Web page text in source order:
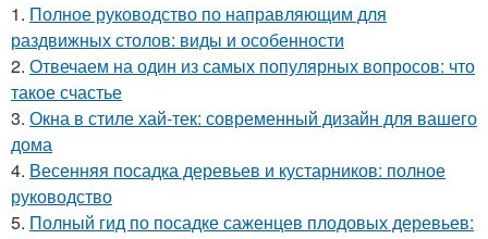
1. Полное руководство по направляющим для
раздвижных столов: виды и особенности
2. Отвечаем на один из самых популярных вопросов: что
такое счастье
3. Окна в стиле хай-тек: современный дизайн для вашего
дома
4. Весенняя посадка деревьев и кустарников: полное
руководство
5. Полный гид по посадке саженцев плодовых деревьев: